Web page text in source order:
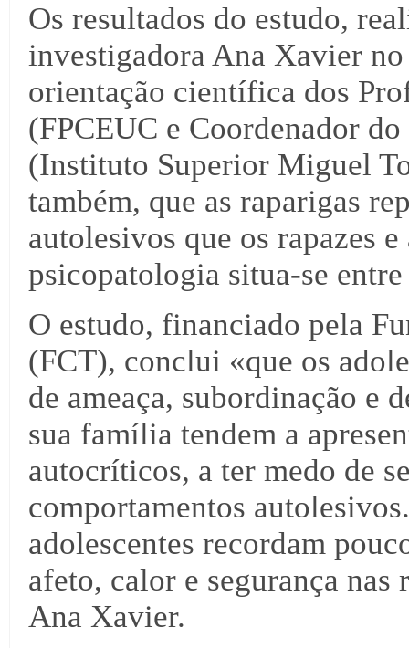
Os resultados do estudo,
investigadora Ana Xavier
orientação científica dos
(FPCEUC e Coordenador
(Instituto Superior Miguel
também, que as raparigas
autolesivos que os rapazes
psicopatologia situa-se
O estudo, financiado pela
(FCT), conclui «que os
de ameaça, subordinação e
sua família tendem a
autocríticos, a ter medo de
comportamentos
adolescentes recordam
afeto, calor e segurança
Ana Xavier.